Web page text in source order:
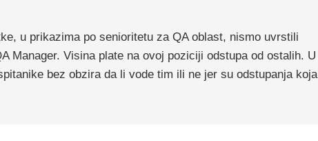
u prikazima po senioritetu za QA oblast, nismo uvrstili
Manager. Visina plate na ovoj poziciji odstupa od ostalih. U
bez obzira da li vode tim ili ne jer su odstupanja koja